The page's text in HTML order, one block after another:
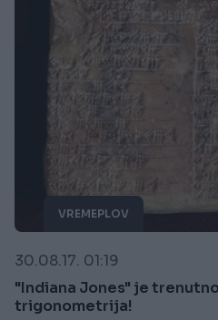
VREMEPLOV
30.08.17. 01:19
"Indiana Jones" je
trigonometrija!